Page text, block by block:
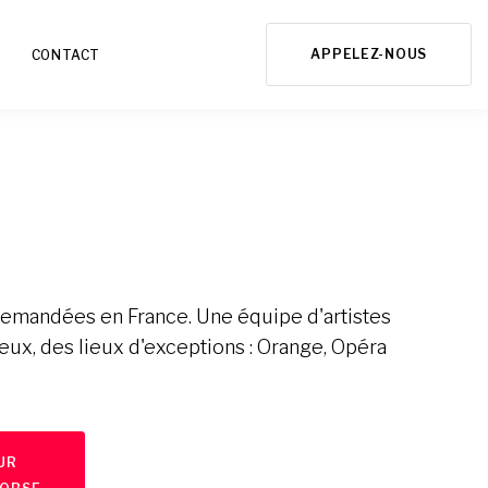
APPELEZ-NOUS
CONTACT
en France. Une équipe d'artistes
des lieux d'exceptions : Orange, Opéra